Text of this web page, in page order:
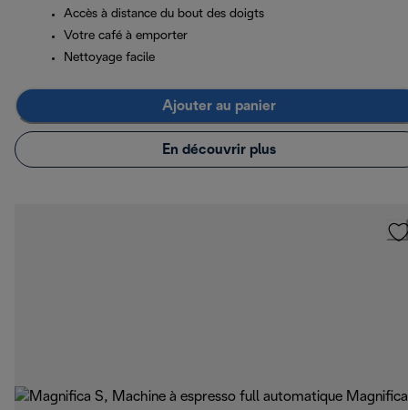
Accès à distance du bout des doigts
Votre café à emporter
Nettoyage facile
Ajouter au panier
En découvrir plus